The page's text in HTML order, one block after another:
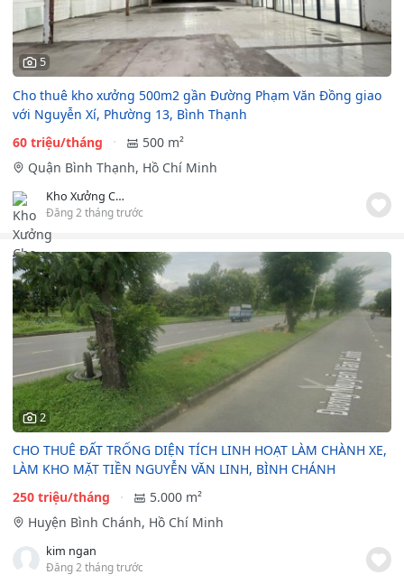
5
Cho thuê kho xưởng 500m2 gần Đường Phạm Văn Đồng giao
với Nguyễn Xí, Phường 13, Bình Thạnh
60 triệu/tháng
500 m²
Quận Bình Thạnh, Hồ Chí Minh
Kho Xưởng Cho Thuê
Đăng 2 tháng trước
2
CHO THUÊ ĐẤT TRỐNG DIỆN TÍCH LINH HOẠT LÀM CHÀNH XE,
LÀM KHO MẶT TIỀN NGUYỄN VĂN LINH, BÌNH CHÁNH
250 triệu/tháng
5.000 m²
Huyện Bình Chánh, Hồ Chí Minh
kim ngan
Đăng 2 tháng trước